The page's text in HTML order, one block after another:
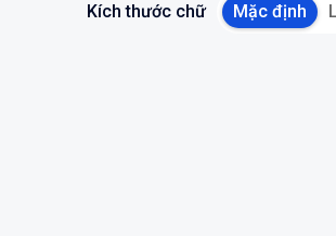
Kích thước chữ Mặc định